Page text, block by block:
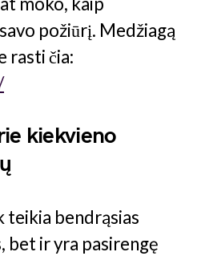
požiūrį. Medžiagą
rasti čia:
kiekvieno
teikia bendrąsias
bet ir yra pasirengę